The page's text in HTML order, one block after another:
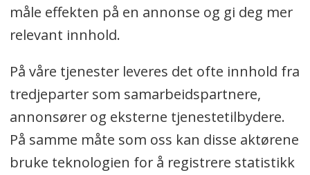
måle effekten på en annonse og gi deg mer
relevant innhold.
På våre tjenester leveres det ofte innhold fra
tredjeparter som samarbeidspartnere,
annonsører og eksterne tjenestetilbydere.
På samme måte som oss kan disse aktørene
bruke teknologien for å registrere statistikk